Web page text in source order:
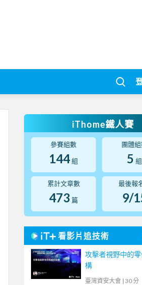
iThome鐵人賽
參賽組數
144組
團體
5 組
累計文章數
473 篇
最後報
9/
看影片追技術
攻擊者視野中的
構
臺灣資安大會 | 30 分